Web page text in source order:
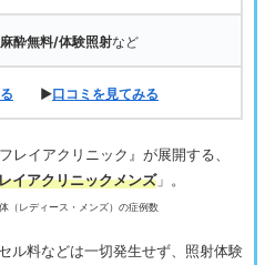
麻酔無料/体験照射など
▶口コミを見てみる
レイアクリニック』が展開する、
イアクリニックメンズ」。
（レディース・メンズ）の症例数
ル料などは一切発生せず、照射体験